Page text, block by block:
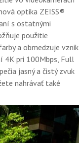
optika ZEISS®
s ostatnými
použitie
a obmedzuje vznik
4K pri 100Mbps, Full
jasný a čistý zvuk
nahrávať také